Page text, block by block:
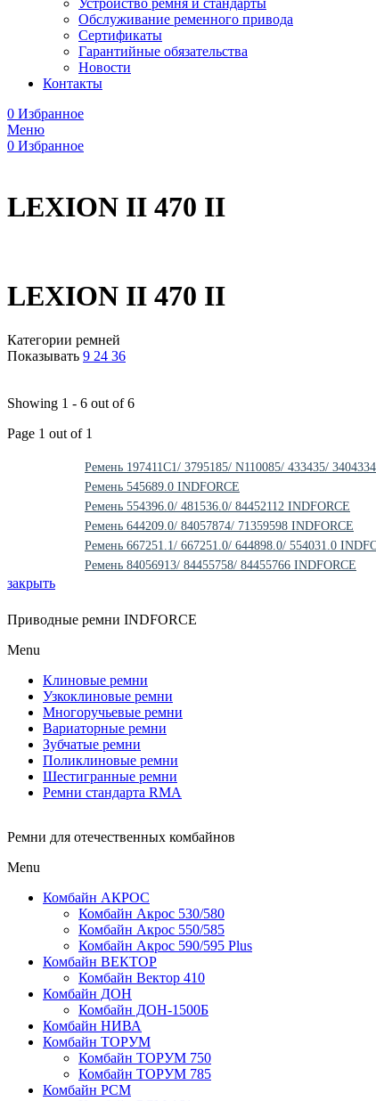
Обслуживание ременного привода
Сертификаты
Гарантийные обязательства
Новости
Контакты
0 Избранное
Меню
0 Избранное
LEXION II 470 II
LEXION II 470 II
Категории ремней
Показывать 9 24 36
Showing 1 - 6 out of 6
Page 1 out of 1
Ремень 197411C1/ 3795185/ N110085/ 433435/
Ремень 545689.0 INDFORCE
Ремень 554396.0/ 481536.0/ 84452112 INDFORCE
Ремень 644209.0/ 84057874/ 71359598 INDFORCE
Ремень 667251.1/ 667251.0/ 644898.0/ 554031.0
Ремень 84056913/ 84455758/ 84455766 INDFORCE
закрыть
Приводные ремни INDFORCE
Menu
Клиновые ремни
Узкоклиновые ремни
Многоручьевые ремни
Вариаторные ремни
Зубчатые ремни
Поликлиновые ремни
Шестигранные ремни
Ремни стандарта RMA
Ремни для отечественных комбайнов
Menu
Комбайн АКРОС
Комбайн Акрос 530/580
Комбайн Акрос 550/585
Комбайн Акрос 590/595 Plus
Комбайн ВЕКТОР
Комбайн Вектор 410
Комбайн ДОН
Комбайн ДОН-1500Б
Комбайн НИВА
Комбайн ТОРУМ
Комбайн ТОРУМ 750
Комбайн ТОРУМ 785
Комбайн РСМ